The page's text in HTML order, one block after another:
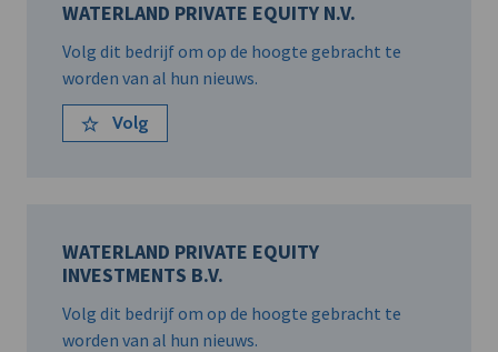
WATERLAND PRIVATE EQUITY N.V.
Volg dit bedrijf om op de hoogte gebracht te
worden van al hun nieuws.
Volg
WATERLAND PRIVATE EQUITY
INVESTMENTS B.V.
Volg dit bedrijf om op de hoogte gebracht te
worden van al hun nieuws.